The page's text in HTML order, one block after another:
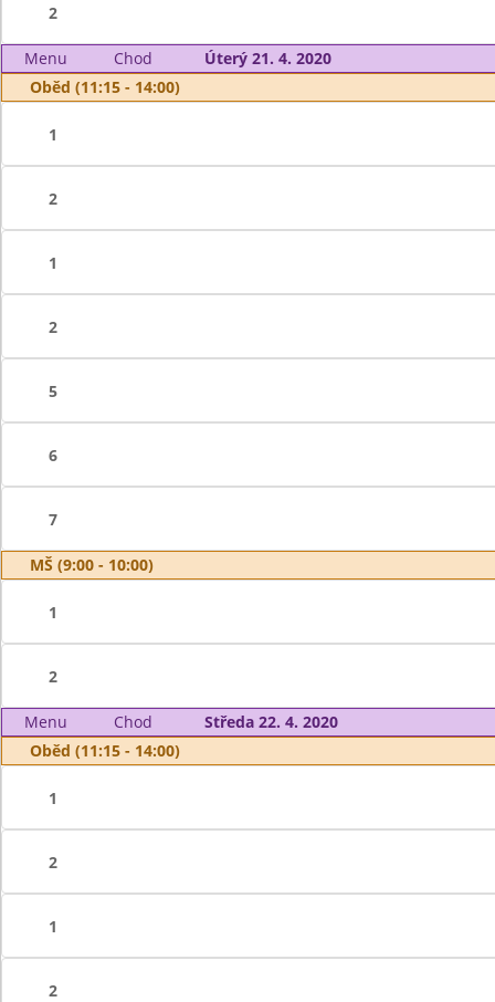
2
Menu Chod
Úterý 21. 4. 2020
Oběd (11:15 - 14:00)
1
2
1
2
5
6
7
MŠ (9:00 - 10:00)
1
2
Menu Chod
Středa 22. 4. 2020
Oběd (11:15 - 14:00)
1
2
1
2